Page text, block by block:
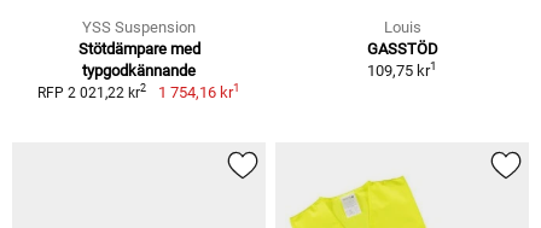
YSS Suspension
Stötdämpare med
typgodkännande
RFP 2 021,22 kr2 1 754,16 kr1
Louis
GASSTÖD
109,75 kr1